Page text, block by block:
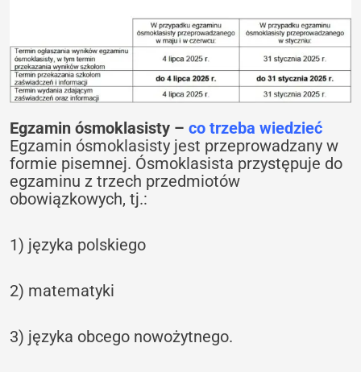
Egzamin ósmoklasisty –co trzeba wiedzieć
Egzamin ósmoklasisty jest przeprowadzany w
formie pisemnej. Ósmoklasista przystępuje do
egzaminu z trzech przedmiotów
obowiązkowych, tj.:
1) języka polskiego
2) matematyki
3) języka obcego nowożytnego.